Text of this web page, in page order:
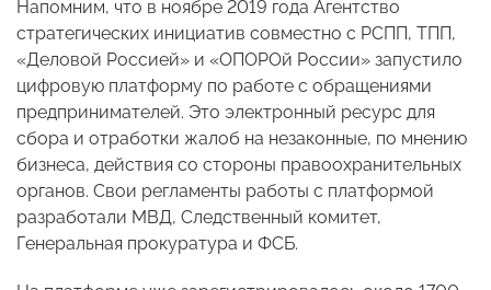
Напомним, что в ноябре 2019 года Агентство
стратегических инициатив совместно с РСПП, ТПП,
«Деловой Россией» и «ОПОРОй России» запустило
цифровую платформу по работе с обращениями
предпринимателей. Это электронный ресурс для
сбора и отработки жалоб на незаконные, по мнению
бизнеса, действия со стороны правоохранительных
органов. Свои регламенты работы с платформой
разработали МВД, Следственный комитет,
Генеральная прокуратура и ФСБ.